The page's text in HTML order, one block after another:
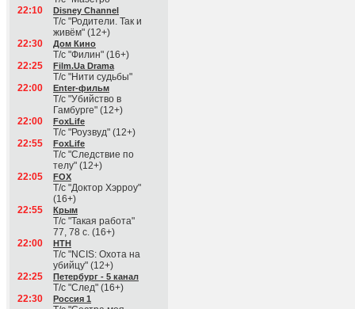
22:10
Disney Channel
Т/с "Родители. Так и
живём" (12+)
22:30
Дом Кино
Т/с "Филин" (16+)
22:25
Film.Ua Drama
Т/с "Нити судьбы"
22:00
Enter-фильм
Т/с "Убийство в
Гамбурге" (12+)
22:00
FoxLife
Т/с "Роузвуд" (12+)
22:55
FoxLife
Т/с "Следствие по
телу" (12+)
22:05
FOX
Т/с "Доктор Хэрроу"
(16+)
22:55
Крым
Т/с "Такая работа"
77, 78 с. (16+)
22:00
НТН
Т/с "NCIS: Охота на
убийцу" (12+)
22:25
Петербург - 5 канал
Т/с "След" (16+)
22:30
Россия 1